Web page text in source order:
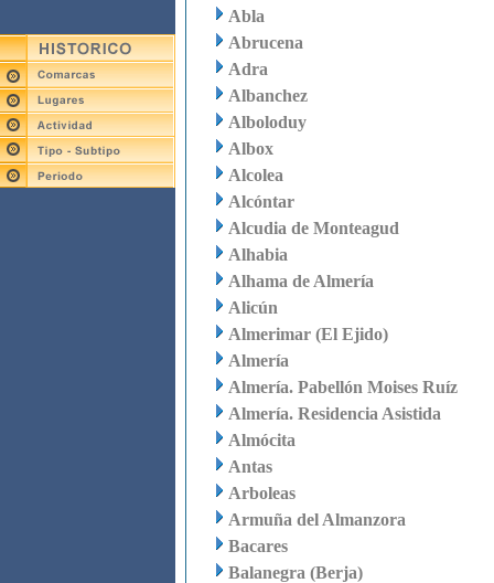
Abla
Abrucena
Adra
Albanchez
Alboloduy
Albox
Alcolea
Alcóntar
Alcudia de Monteagud
Alhabia
Alhama de Almería
Alicún
Almerimar (El Ejido)
Almería
Almería. Pabellón Moises Ruíz
Almería. Residencia Asistida
Almócita
Antas
Arboleas
Armuña del Almanzora
Bacares
Balanegra (Berja)